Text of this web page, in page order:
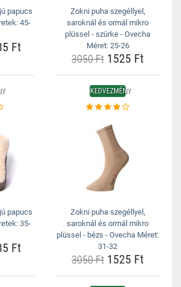
papucs
45-
Ft
Zokni puha szegéllyel,
saroknál és orrnál mikro
plüssel - szürke - Ovecha
Méret: 25-26
3050 Ft 1525 Ft
papucs
35-
Ft
KEDVEZMÉNY
Zokni puha szegéllyel,
saroknál és orrnál mikro
plüssel - bézs - Ovecha Méret:
31-32
3050 Ft 1525 Ft